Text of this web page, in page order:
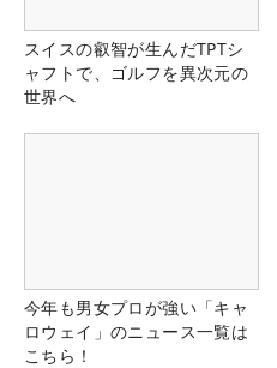
スイスの叡智が生んだTPTシ
ャフトで、ゴルフを異次元の
世界へ
今年も男女プロが強い「キャ
ロウェイ」のニュース一覧は
こちら！